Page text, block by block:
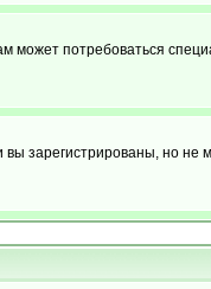
может потребоваться
зарегистрированы, но не